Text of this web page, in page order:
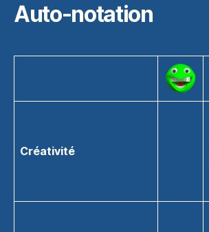
Auto-notation
Créativité